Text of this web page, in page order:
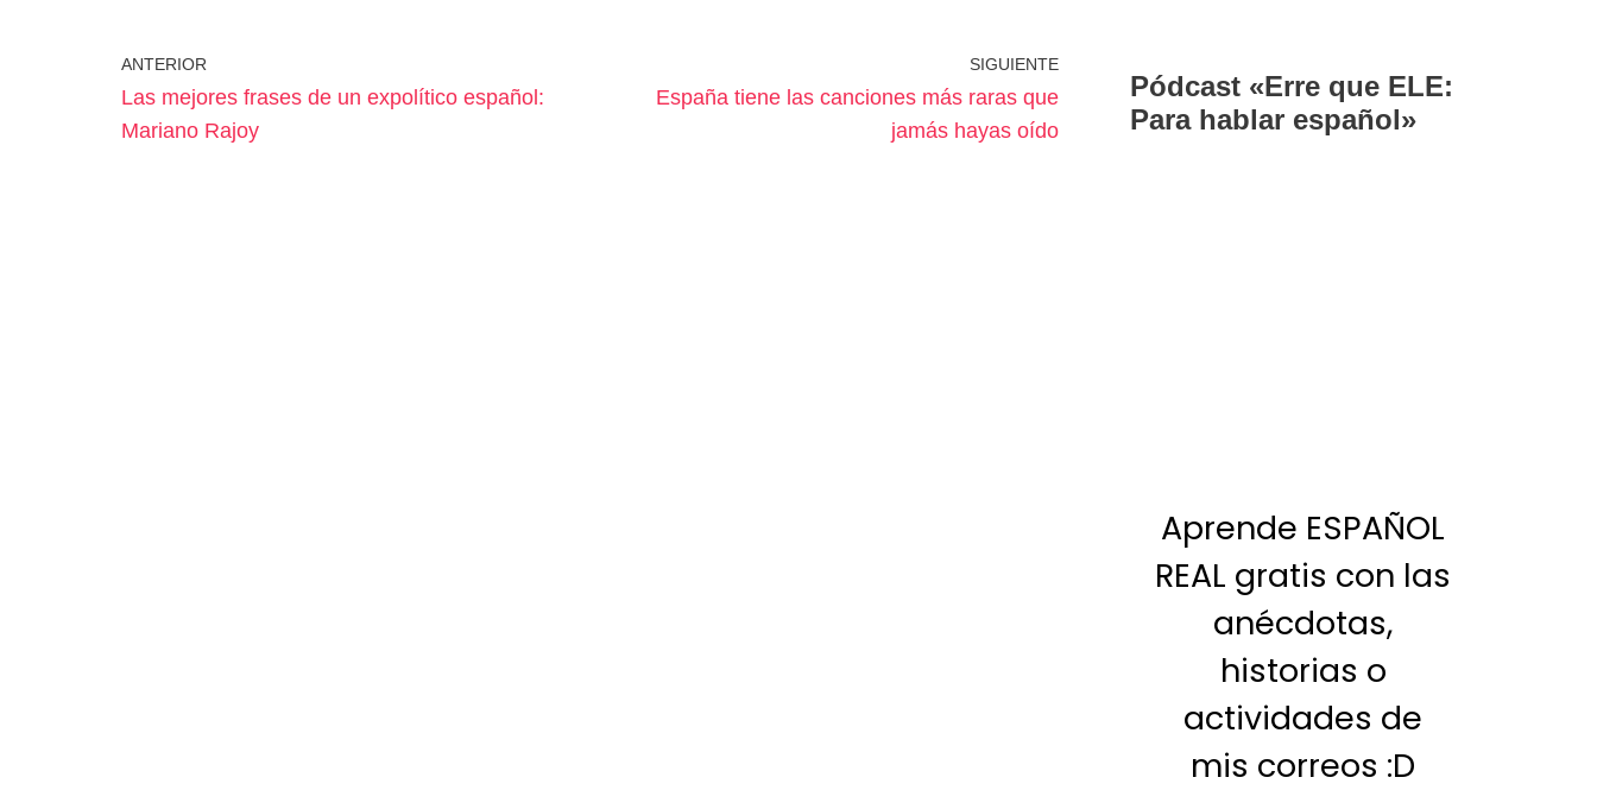
ANTERIOR
Las mejores frases de un expolítico español:
Mariano Rajoy
SIGUIENTE
España tiene las canciones más raras que
jamás hayas oído
Pódcast «Erre que ELE:
Para hablar español»
Aprende ESPAÑOL
REAL gratis con las
anécdotas,
historias o
actividades de
mis correos :D